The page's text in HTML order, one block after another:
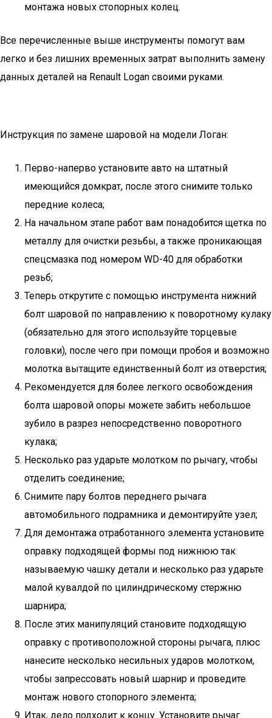
монтажа новых стопорных колец.
Все перечисленные выше инструменты помогут вам
легко и без лишних временных затрат выполнить замену
данных деталей на Renault Logan своими руками.
Инструкция по замене шаровой на модели Логан:
Перво-наперво установите авто на штатный
имеющийся домкрат, после этого снимите только
передние колеса;
На начальном этапе работ вам понадобится щетка по
металлу для очистки резьбы, а также проникающая
спецсмазка под номером WD-40 для обработки
резьб;
Теперь открутите с помощью инструмента нижний
болт шаровой по направлению к поворотному кулаку
(обязательно для этого используйте торцевые
головки), после чего при помощи пробоя и возможно
молотка вытащите единственный болт из отверстия;
Рекомендуется для более легкого освобождения
болта шаровой опоры можете забить небольшое
зубило в разрез непосредственно поворотного
кулака;
Несколько раз ударьте молотком по рычагу, чтобы
отделить соединение;
Снимите пару болтов переднего рычага
автомобильного подрамника и демонтируйте узел;
Для демонтажа отработанного элемента установите
оправку подходящей формы под нижнюю так
называемую чашку детали и несколько раз ударьте
малой кувалдой по цилиндрическому стержню
шарнира;
После этих манипуляций становите подходящую
оправку с противоположной стороны рычага, плюс
нанесите несколько несильных ударов молотком,
чтобы запрессовать новый шарнир и проведите
монтаж нового стопорного элемента;
Итак, дело подходит к концу. Установите рычаг